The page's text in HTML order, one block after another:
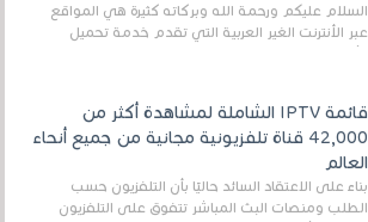
السلام عليكم ورحمة الله وبركاته كثيرة هي المواقع
عبر الأنترنت الغير العربية التي تقدم خدمة تحميل
قائمة IPTV الشاملة لمشاهدة أكثر من
42,000 قناة تلفزيونية مجانية من جميع أنحاء
العالم
بناءً على الاعتقاد السائد حاليًا بأن التلفزيون حسب
الطلب ومنصات البث المباشر تتفوق على التلفزيون